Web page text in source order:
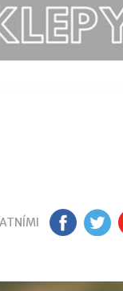
FB TW